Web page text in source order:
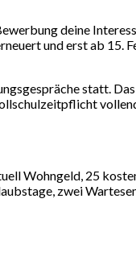
deine
und erst ab
statt.
Wohngeld, 25
zwei